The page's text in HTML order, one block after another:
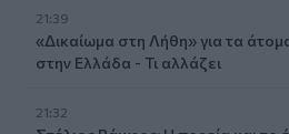
21:39
«Δικαίωμα στη Λήθη» για τα
στην Ελλάδα - Τι αλλάζει
21:32